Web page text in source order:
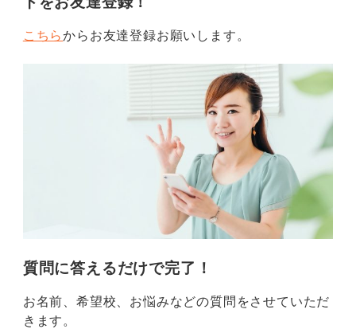
こちらからお友達登録お願いします。
質問に答えるだけで完了！
お名前、希望校、お悩みなどの質問をさせていただ
きます。